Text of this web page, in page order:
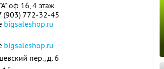
оф 16, 4 этаж
(903) 772-32-45
bigsaleshop.ru
bigsaleshop.ru
пер., д. 6